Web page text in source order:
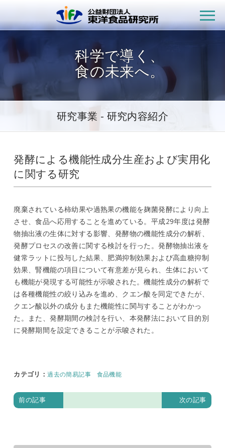
公益財団
科学で導く、
食の未来へ。
研究事業 - 研究内容紹介
発酵による機能性成分生産および実用化
に関する研究
廃棄されている柿幼果や過熟果の機能を麹菌発酵により向上
させ、食品へ応用することを進めている。平成29年度は発酵
物抽出液の生体に対する影響、発酵物の機能性成分の解析、
発酵プロセスの改善に関する検討を行った。発酵物抽出液を
健常ラットに投与した結果、肥満抑制効果および高血糖抑制
効果、腎機能の項目について有意差が見られ、生体において
も機能が発現する可能性が示唆された。機能性成分の解析で
は各種機能性の絞り込みを進め、クエン酸を同定できたが、
クエン酸以外の成分もまた機能性に関与することがわかっ
た。また、発酵期間の検討を行い、本発酵法において目的別
に発酵期間を設定できることが示唆された。
カテゴリ ：過去の簡易記事 食品機能
前の記事 次の記事